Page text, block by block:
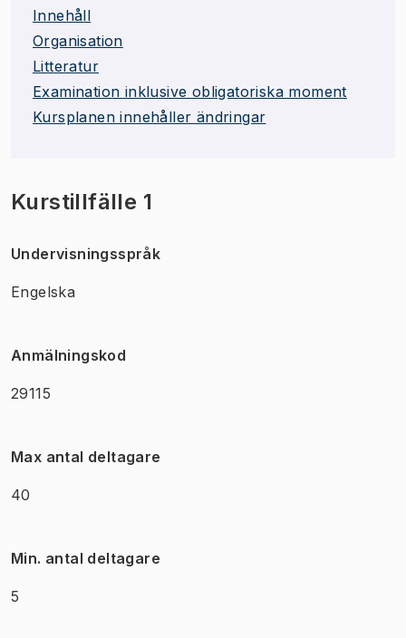
Innehåll
Organisation
Litteratur
Examination inklusive obligatoriska moment
Kursplanen innehåller ändringar
Kurstillfälle 1
Undervisningsspråk
Engelska
Anmälningskod
29115
Max antal deltagare
40
Min. antal deltagare
5